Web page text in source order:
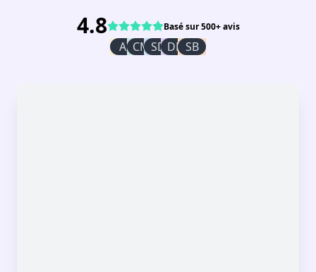
4.8 Basé sur 500+ avis
AI CM SD DR SB